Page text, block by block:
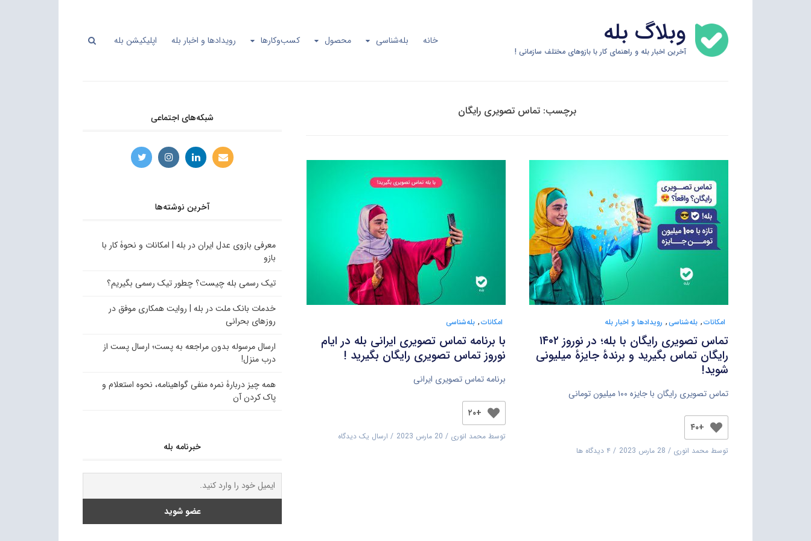
content
وبلاگ بله
آخرین اخبار بله و راهنمای کار با بازوهای مختلف سازمانی !
خانه بله‌شناسی محصول کسب‌وکارها رویدادها و اخبار بله اپلیکیشن بله
برچسب: تماس تصویری رایگان
امکانات, بله‌شناسی, رویدادها و اخبار بله
تماس تصویری رایگان با بله؛ در نوروز ۱۴۰۲
رایگان تماس بگیرید و برندهٔ جایزهٔ میلیونی
شوید!
تماس تصویری رایگان با جایزه ۱۰۰ میلیون تومانی
+۴۰
توسط محمد انوری 28 مارس 2023 ۴ دیدگاه ها
امکانات, بله‌شناسی
با برنامه تماس تصویری ایرانی بله در ایام
نوروز تماس تصویری رایگان بگیرید !
برنامه تماس تصویری ایرانی
+۲۰
توسط محمد انوری 20 مارس 2023 ارسال یک دیدگاه
شبکه‌های اجتماعی
آخرین نوشته‌ها
معرفی بازوی عدل ایران در بله | امکانات و نحوۀ کار با
بازو
تیک رسمی بله چیست؟ چطور تیک رسمی بگیریم؟
خدمات بانک ملت در بله | روایت همکاری موفق در
روزهای بحرانی
ارسال مرسوله بدون مراجعه به پست؛ ارسال پست از
درب منزل!
همه چیز دربارۀ نمره منفی گواهینامه، نحوه استعلام و
پاک کردن آن
خبرنامه بله